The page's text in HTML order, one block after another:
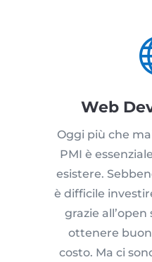
Web
Oggi più che
PMI è
esistere.
è difficile
grazie
ottenere
costo. Ma ci